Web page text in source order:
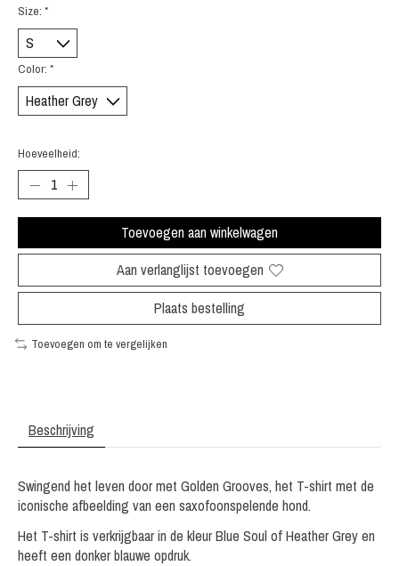
Size: *
Color: *
Hoeveelheid:
Toevoegen aan winkelwagen
Aan verlanglijst toevoegen
Plaats bestelling
Toevoegen om te vergelijken
Beschrijving
Swingend het leven door met Golden Grooves, het T-shirt met de
iconische afbeelding van een saxofoonspelende hond.
Het T-shirt is verkrijgbaar in de kleur Blue Soul of Heather Grey en
heeft een donker blauwe opdruk.